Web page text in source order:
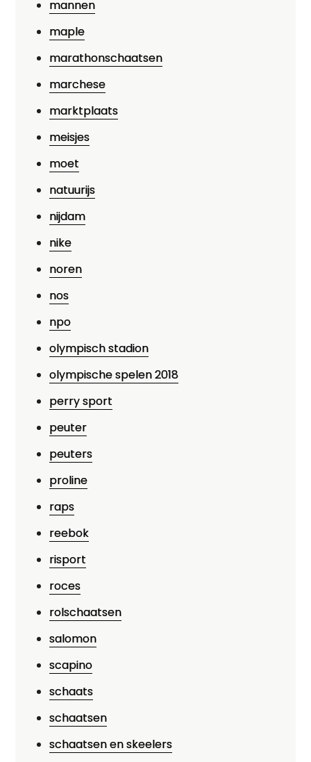
mannen
maple
marathonschaatsen
marchese
marktplaats
meisjes
moet
natuurijs
nijdam
nike
noren
nos
npo
olympisch stadion
olympische spelen 2018
perry sport
peuter
peuters
proline
raps
reebok
risport
roces
rolschaatsen
salomon
scapino
schaats
schaatsen
schaatsen en skeelers